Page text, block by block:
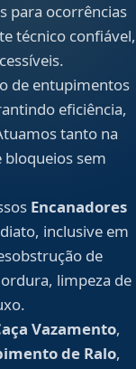
para ocorrências
técnico confiável,
de entupimentos
eficiência,
tanto na
bloqueios sem
Encanadores
inclusive em
de
limpeza de
Vazamento,
de Ralo,